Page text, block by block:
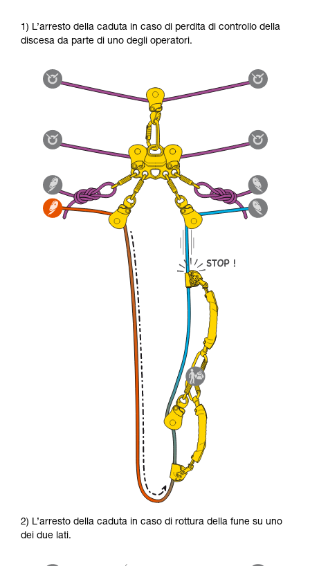
1) L’arresto della caduta in caso di perdita di controllo della
discesa da parte di uno degli operatori.
2) L’arresto della caduta in caso di rottura della fune su uno
dei due lati.